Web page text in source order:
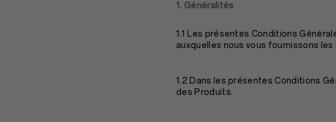
1. Généralités
1.1 Les présentes Conditions
auxquelles nous vous fournissons les
1.2 Dans les présentes Conditions
des Produits.